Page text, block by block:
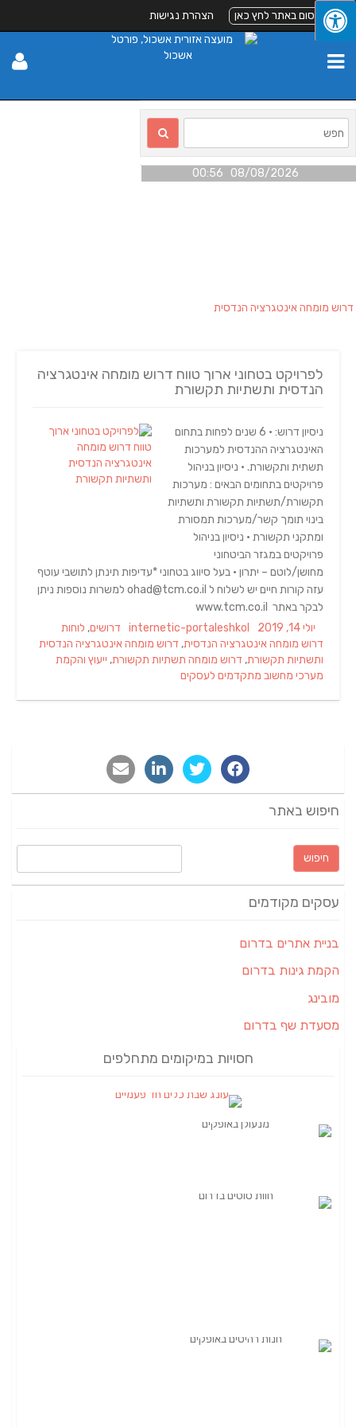
לפרסום באתר לחץ כאן הצהרת נגישות
08/08/2026 00:56
דרוש מומחה אינטגרציה הנדסית
לפרויקט בטחוני ארוך טווח דרוש מומחה אינטגרציה
הנדסית ותשתיות תקשורת
ניסיון דרוש: • 6 שנים לפחות בתחום
האינטגרציה ההנדסית למערכות
תשתית ותקשורת. • ניסיון בניהול
פרויקטים בתחומים הבאים : מערכות
תקשורת/תשתיות תקשורת ותשתיות
בינוי תומך קשר/מערכות תמסורת
ומתקני תקשורת • ניסיון בניהול
פרויקטים במגזר הביטחוני
מחושן/לוטם – יתרון • בעל סיווג בטחוני *עדיפות תינתן לתושבי עוטף
עזה קורות חיים יש לשלוח ל ohad@tcm.co.il למשרות נוספות ניתן
לבקר באתר www.tcm.co.il
Posted
on
יולי 14, 2019 Author
internetic-portaleshkol
Categories
דרושים, לוחות
דרוש מומחה אינטגרציה הנדסית, דרוש מומחה אינטגרציה הנדסית
ותשתיות תקשורת, דרוש מומחה תשתיות תקשורת, ייעוץ והקמת
מערכי מחשוב מתקדמים לעסקים
חיפוש באתר
חיפוש:
עסקים מקודמים
בניית אתרים בדרום
הקמת גינות בדרום
מובינג
מסעדת שף בדרום
חסויות במיקומים מתחלפים